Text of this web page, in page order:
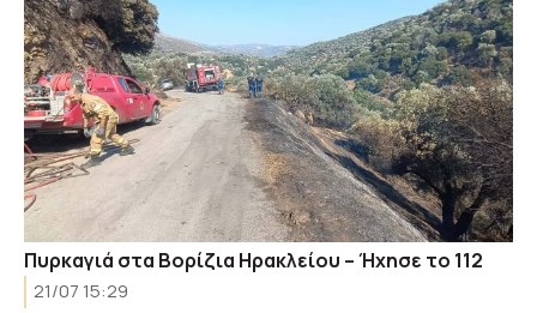
Πυρκαγιά στα Βορίζια Ηρακλείου – Ήχησε το 112
21/07 15:29